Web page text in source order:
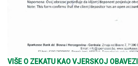
VIŠE O ZEKATU KAO VJERSKOJ OBAVEZI